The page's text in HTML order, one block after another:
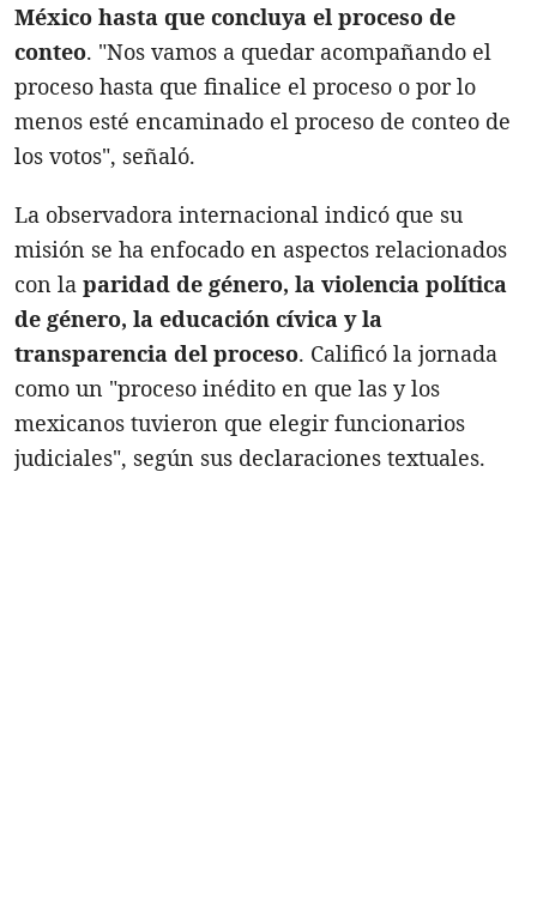
México hasta que concluya el proceso de
conteo. "Nos vamos a quedar acompañando el
proceso hasta que finalice el proceso o por lo
menos esté encaminado el proceso de conteo de
los votos", señaló.
La observadora internacional indicó que su
misión se ha enfocado en aspectos relacionados
con la paridad de género, la violencia política
de género, la educación cívica y la
transparencia del proceso. Calificó la jornada
como un "proceso inédito en que las y los
mexicanos tuvieron que elegir funcionarios
judiciales", según sus declaraciones textuales.